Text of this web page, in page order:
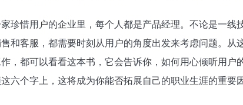
珍惜用户的企业里，每个人都是产品经理。不论是一线
和客服，都需要时刻从用户的角度出发来考虑问题。从
，都可以看看这本书，它会告诉你，如何用心倾听用户
六个字上，这将成为你能否拓展自己的职业生涯的重要因